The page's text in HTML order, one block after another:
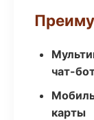
чат-
карты